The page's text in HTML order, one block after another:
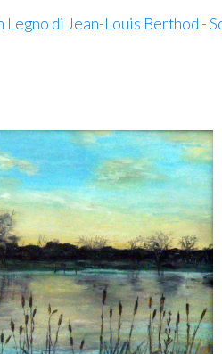
di Jean-Louis Berthod -